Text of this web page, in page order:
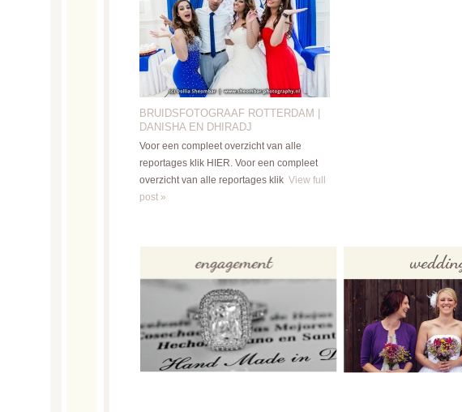
BRUIDSFOTOGRAAF ROTTERDAM |
DANISHA EN DHIRADJ
Voor een compleet overzicht van alle
reportages klik HIER. Voor een compleet
overzicht van alle reportages klik View full
post »